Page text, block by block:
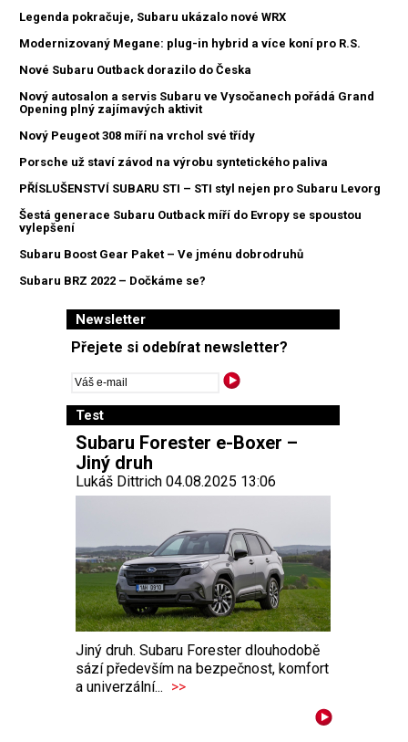
Legenda pokračuje, Subaru ukázalo nové WRX
Modernizovaný Megane: plug-in hybrid a více koní pro R.S.
Nové Subaru Outback dorazilo do Česka
Nový autosalon a servis Subaru ve Vysočanech pořádá Grand
Opening plný zajímavých aktivit
Nový Peugeot 308 míří na vrchol své třídy
Porsche už staví závod na výrobu syntetického paliva
PŘÍSLUŠENSTVÍ SUBARU STI – STI styl nejen pro Subaru Levorg
Šestá generace Subaru Outback míří do Evropy se spoustou
vylepšení
Subaru Boost Gear Paket – Ve jménu dobrodruhů
Subaru BRZ 2022 – Dočkáme se?
Newsletter
Přejete si odebírat newsletter?
Test
Subaru Forester e-Boxer –
Jiný druh
Lukáš Dittrich 04.08.2025 13:06
Jiný druh. Subaru Forester dlouhodobě
sází především na bezpečnost, komfort
a univerzální... >>